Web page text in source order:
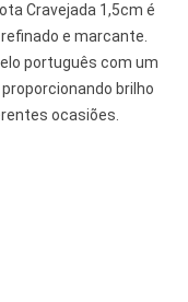
Cravejada 1,5cm é
e marcante.
português com um
brilho
ocasiões.